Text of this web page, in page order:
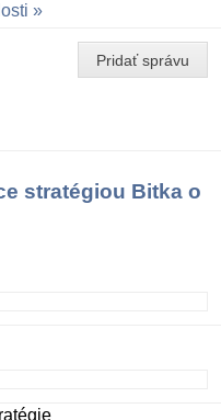
Pridať správu
stratégiou Bitka o